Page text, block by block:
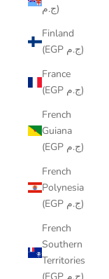
ج.م)
Finland
(EGP ج.م)
France
(EGP ج.م)
French
Guiana
(EGP ج.م)
French
Polynesia
(EGP ج.م)
French
Southern
Territories